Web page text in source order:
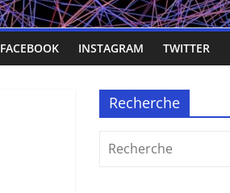
FACEBOOK INSTAGRAM TWITTER
Recherche